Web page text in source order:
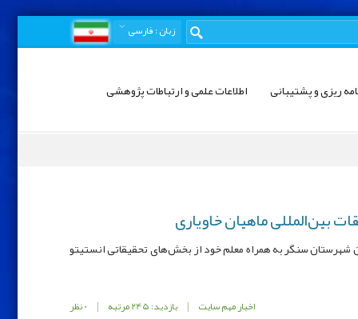
زبان: فارسی
ریزی و پشتیبانی اطلاعات علمی و ارتباطات پژوهشی
بین‌المللی ماهیان خاویاری
شهید چمران شهرستان سنگر به همراه معلم خود از بخش‌های تحقیقاتی انستیتو
اخبار مهم سایت | بازدید: 245 مرتبه | 0 نظر